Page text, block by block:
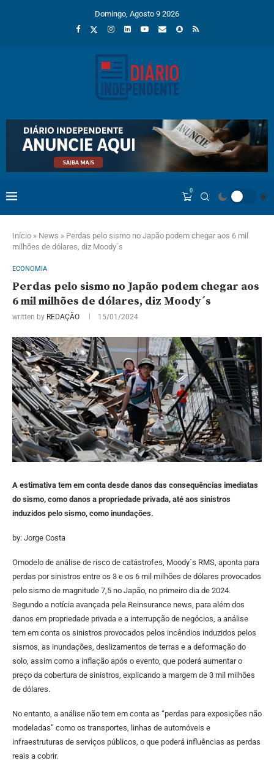
Domingo, Agosto 9 2026
0
Início » News » Perdas pelo sismo no Japão podem chegar aos 6 mil
milhões de dólares, diz Moody´s
ECONOMIA
Perdas pelo sismo no Japão podem chegar aos
6 mil milhões de dólares, diz Moody´s
written by REDAÇÃO 15/01/2024
A estimativa tem em conta desde danos das consequências imediatas
do sismo, como danos a propriedade privada, até aos sinistros
induzidos pelo sismo, como inundações.
by: Jorge Costa
Omodelo de análise de risco de catástrofes, Moody´s RMS, aponta para
perdas por sinistros entre os 3 e os 6 mil milhões de dólares provocados
pelo sismo de magnitude 7,5 no Japão, no primeiro dia de 2024.
Segundo a notícia avançada pela Reinsurance news, para além dos
danos em propriedade privada e a interrupção de negócios, a análise
tem em conta os sinistros provocados pelos incêndios induzidos pelos
sismos, as inundações, deslizamentos de terras e a deformação do
solo, assim como a inflação após o evento, que poderá aumentar o
preço da cobertura de sinistros, explicando a margem de 3 mil milhões
de dólares.
No entanto, a análise não tem em conta as “perdas para exposições não
modeladas” como os transportes, linhas de automóveis e
infraestruturas de serviços públicos, o que poderá influências as perdas
reais a cobrir.